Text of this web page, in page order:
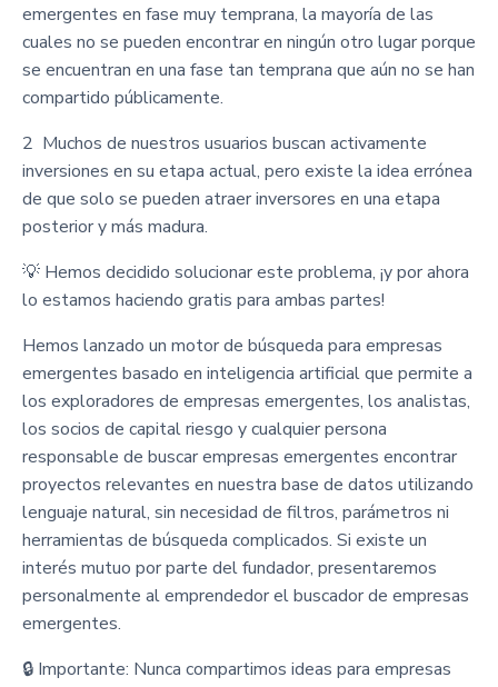
emergentes en fase muy temprana, la mayoría de las
cuales no se pueden encontrar en ningún otro lugar porque
se encuentran en una fase tan temprana que aún no se han
compartido públicamente.
2 ️ Muchos de nuestros usuarios buscan activamente
inversiones en su etapa actual, pero existe la idea errónea
de que solo se pueden atraer inversores en una etapa
posterior y más madura.
💡 Hemos decidido solucionar este problema, ¡y por ahora
lo estamos haciendo gratis para ambas partes!
Hemos lanzado un motor de búsqueda para empresas
emergentes basado en inteligencia artificial que permite a
los exploradores de empresas emergentes, los analistas,
los socios de capital riesgo y cualquier persona
responsable de buscar empresas emergentes encontrar
proyectos relevantes en nuestra base de datos utilizando
lenguaje natural, sin necesidad de filtros, parámetros ni
herramientas de búsqueda complicados. Si existe un
interés mutuo por parte del fundador, presentaremos
personalmente al emprendedor el buscador de empresas
emergentes.
🔒 Importante: Nunca compartimos ideas para empresas